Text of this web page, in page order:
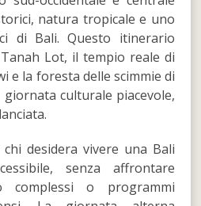
natura tropicale e uno
di Bali. Questo itinerario
Lot, il tempio reale di
e la foresta delle scimmie di
culturale piacevole,
desidera vivere una Bali
senza affrontare
complessi o programmi